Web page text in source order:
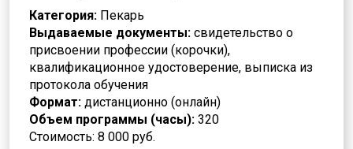
Оптик техник
Отделочник
Педагог
Пекарь
Печатник
Печевой
Пищевая промышленность
Плавильщик
Категория: Пекарь
Выдаваемые документы: свидетельство о
присвоении профессии (корочки),
квалификационное удостоверение, выписка из
протокола обучения
Формат: дистанционно (онлайн)
Объем программы (часы): 320
Стоимость: 8 000 руб.